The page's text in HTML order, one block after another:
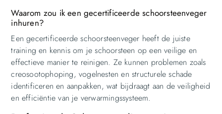
Waarom zou ik een gecertificeerde schoorsteenveger
inhuren?
Een gecertificeerde schoorsteenveger heeft de juiste
training en kennis om je schoorsteen op een veilige en
effectieve manier te reinigen. Ze kunnen problemen zoals
creosootophoping, vogelnesten en structurele schade
identificeren en aanpakken, wat bijdraagt aan de veiligheid
en efficiëntie van je verwarmingssysteem.